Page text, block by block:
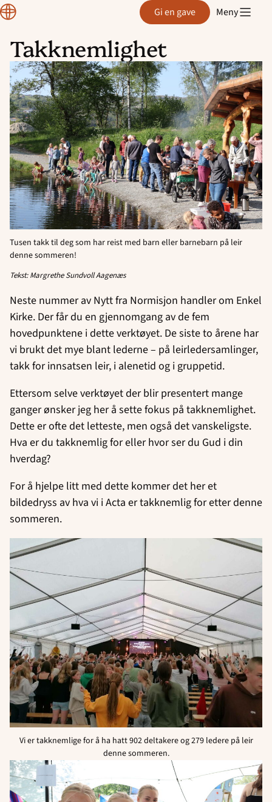
Hopp
til
innhold
Region
Rogaland Gi en gave Meny
Takknemlighet
Tusen takk til deg som har reist med barn eller barnebarn på leir
denne sommeren!
Tekst: Margrethe Sundvoll Aagenæs
Neste nummer av Nytt fra Normisjon handler om Enkel
Kirke. Der får du en gjennomgang av de fem
hovedpunktene i dette verktøyet. De siste to årene har
vi brukt det mye blant lederne – på leirledersamlinger,
takk for innsatsen leir, i alenetid og i gruppetid.
Ettersom selve verktøyet der blir presentert mange
ganger ønsker jeg her å sette fokus på takknemlighet.
Dette er ofte det letteste, men også det vanskeligste.
Hva er du takknemlig for eller hvor ser du Gud i din
hverdag?
For å hjelpe litt med dette kommer det her et
bildedryss av hva vi i Acta er takknemlig for etter denne
sommeren.
Vi er takknemlige for å ha hatt 902 deltakere og 279 ledere på leir
denne sommeren.